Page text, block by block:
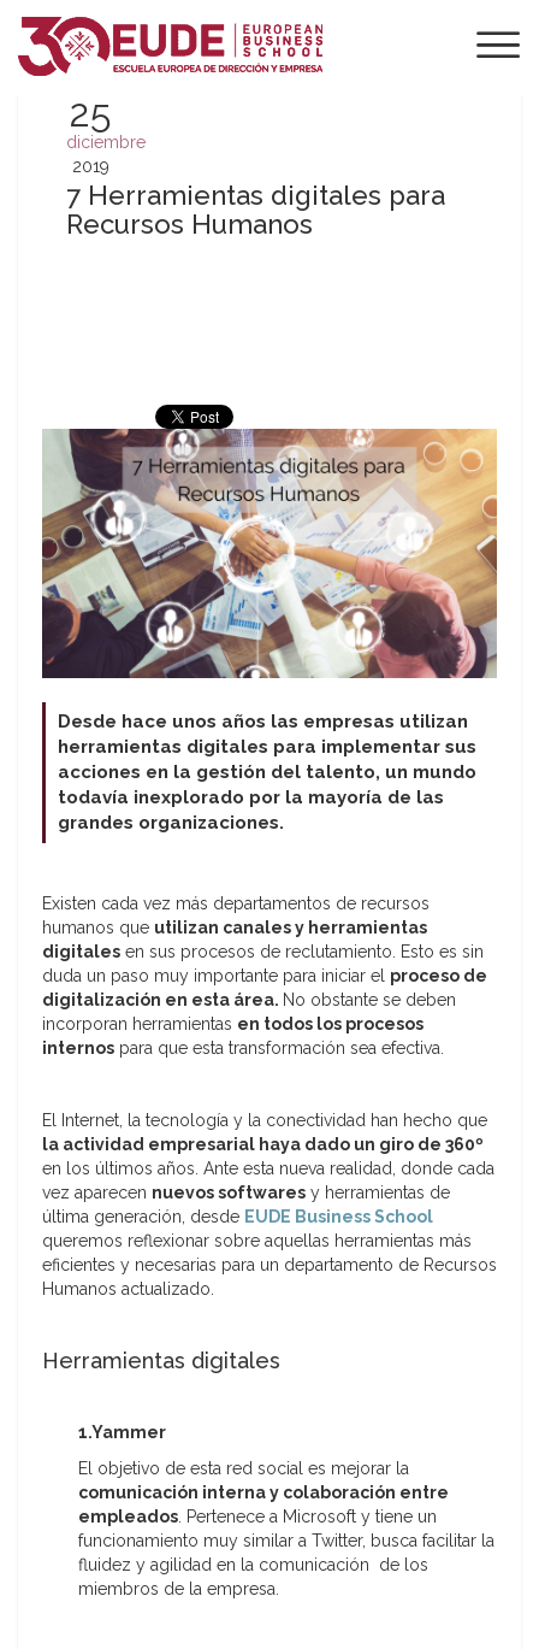
25
diciembre
2019
7 Herramientas digitales para
Recursos Humanos
Desde hace unos años las empresas utilizan
herramientas digitales para implementar sus
acciones en la gestión del talento, un mundo
todavía inexplorado por la mayoría de las
grandes organizaciones.
Existen cada vez más departamentos de recursos
humanos que utilizan canales y herramientas
digitales en sus procesos de reclutamiento. Esto es sin
duda un paso muy importante para iniciar el proceso de
digitalización en esta área. No obstante se deben
incorporan herramientas en todos los procesos
internos para que esta transformación sea efectiva.
El Internet, la tecnología y la conectividad han hecho que
la actividad empresarial haya dado un giro de 360º
en los últimos años. Ante esta nueva realidad, donde cada
vez aparecen nuevos softwares y herramientas de
última generación, desde EUDE Business School
queremos reflexionar sobre aquellas herramientas más
eficientes y necesarias para un departamento de Recursos
Humanos actualizado.
Herramientas digitales
1.Yammer
El objetivo de esta red social es mejorar la
comunicación interna y colaboración entre
empleados. Pertenece a Microsoft y tiene un
funcionamiento muy similar a Twitter, busca facilitar la
fluidez y agilidad en la comunicación de los
miembros de la empresa.